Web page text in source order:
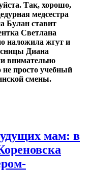
Так, хорошо,
медсестра
Булан ставит
Светлана
наложила жгут и
Диана
внимательно
просто учебный
смены.
мам: в